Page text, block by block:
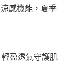
感機能，夏季
盈透氣守護肌